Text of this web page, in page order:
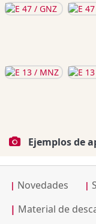
Ejemplos de
| Novedades |
| Material de